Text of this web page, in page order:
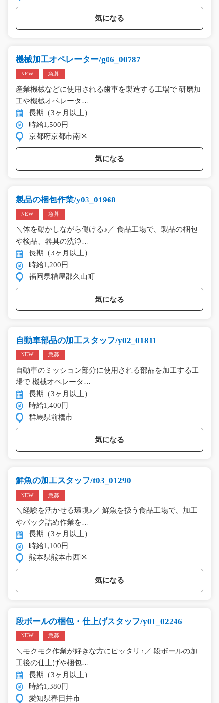
気になる
機械加工オペレーター/g06_00787
NEW 急募
産業機械などに使用される歯車を製造する工場で 研磨加
工や機械オペレータ…
長期（3ヶ月以上）
時給1,500円
京都府京都市南区
気になる
製品の梱包作業/y03_01968
NEW 急募
＼体を動かしながら働ける♪／ 食品工場で、製品の梱包
や検品、器具の洗浄…
長期（3ヶ月以上）
時給1,200円
福岡県糟屋郡久山町
気になる
自動車部品の加工スタッフ/y02_01811
NEW 急募
自動車のミッション部分に使用される部品を加工する工
場で 機械オペレータ…
長期（3ヶ月以上）
時給1,400円
群馬県前橋市
気になる
鮮魚の加工スタッフ/t03_01290
NEW 急募
＼経験を活かせる環境♪／ 鮮魚を扱う食品工場で、加工
やパック詰め作業を…
長期（3ヶ月以上）
時給1,100円
熊本県熊本市西区
気になる
段ボールの梱包・仕上げスタッフ/y01_02246
NEW 急募
＼モクモク作業が好きな方にピッタリ♪／ 段ボールの加
工後の仕上げや梱包…
長期（3ヶ月以上）
時給1,380円
愛知県春日井市